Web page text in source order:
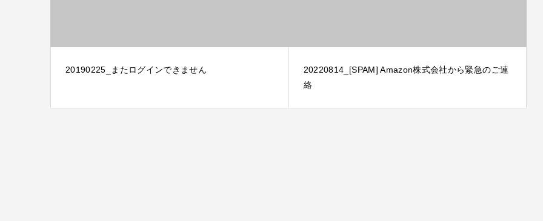
20190225_またログインできません
20220814_[SPAM] Amazon株式会社から緊急のご連
絡